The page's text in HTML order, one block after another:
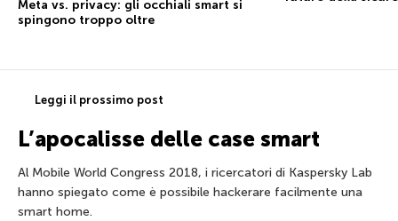
Meta vs. privacy: gli occhiali smart si
spingono troppo oltre
Leggi il prossimo post
L’apocalisse delle case smart
Al Mobile World Congress 2018, i ricercatori di Kaspersky Lab
hanno spiegato come è possibile hackerare facilmente una
smart home.